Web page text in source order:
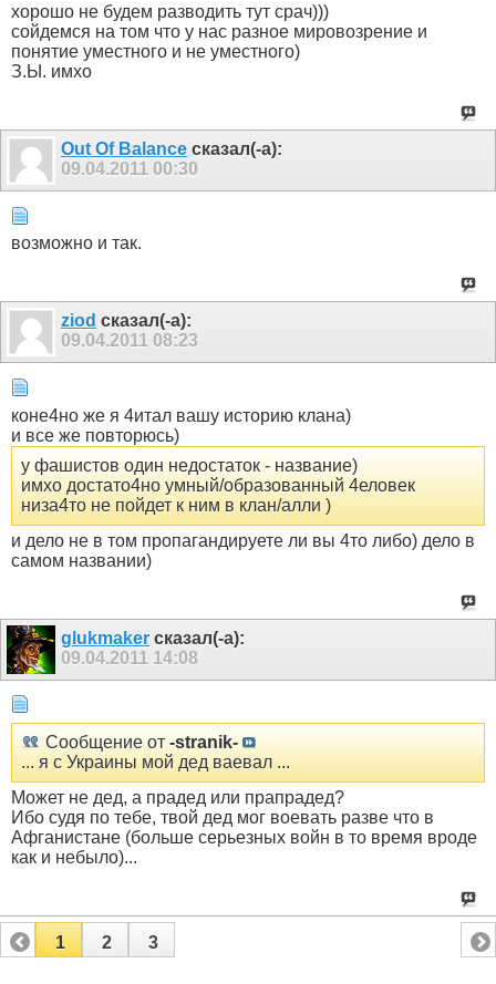
хорошо не будем разводить тут срач)))
сойдемся на том что у нас разное мировозрение и
понятие уместного и не уместного)
З.Ы. имхо
Out Of Balance сказал(-а):
09.04.2011 00:30
возможно и так.
ziod сказал(-а):
09.04.2011 08:23
коне4но же я 4итал вашу историю клана)
и все же повторюсь)
у фашистов один недостаток - название)
имхо достато4но умный/образованный 4еловек
низа4то не пойдет к ним в клан/алли )
и дело не в том пропагандируете ли вы 4то либо) дело в
самом названии)
glukmaker сказал(-а):
09.04.2011 14:08
Сообщение от -stranik-
... я с Украины мой дед ваевал ...
Может не дед, а прадед или прапрадед?
Ибо судя по тебе, твой дед мог воевать разве что в
Афганистане (больше серьезных войн в то время вроде
как и небыло)...
1 2 3